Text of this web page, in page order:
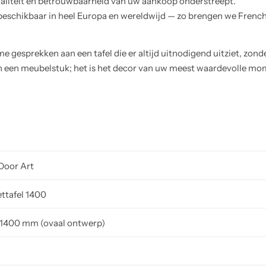
in heel Europa en wereldwijd — zo brengen we
gesprekken aan een tafel die er altijd uitnodigend uitziet,
een meubelstuk; het is het decor van uw meest waardevolle
Art
1400
mm (ovaal ontwerp)